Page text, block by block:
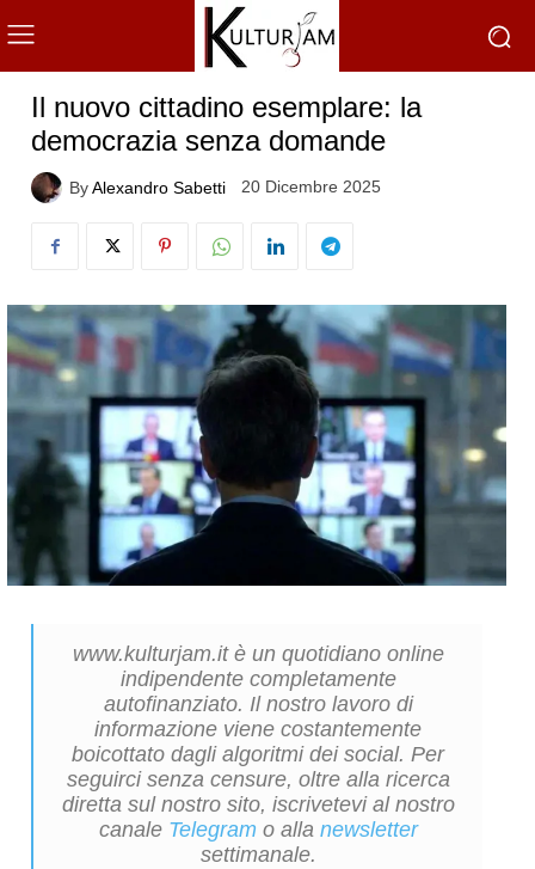
Il nuovo cittadino esemplare: la
democrazia senza domande
ByAlexandro Sabetti 20 Dicembre 2025
www.kulturjam.it è un quotidiano online
indipendente completamente
autofinanziato. Il nostro lavoro di
informazione viene costantemente
boicottato dagli algoritmi dei social. Per
seguirci senza censure, oltre alla ricerca
diretta sul nostro sito, iscrivetevi al nostro
canale Telegram o alla newsletter
settimanale.